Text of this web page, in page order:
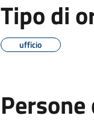
Tipo di
ufficio